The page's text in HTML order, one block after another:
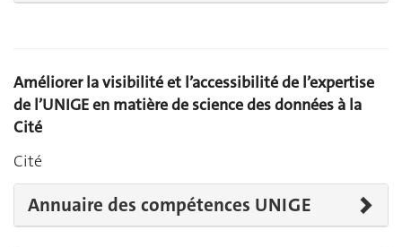
Améliorer la visibilité et l’accessibilité de l’expertise
de l’UNIGE en matière de science des données à la
Cité
Cité
Annuaire des compétences UNIGE